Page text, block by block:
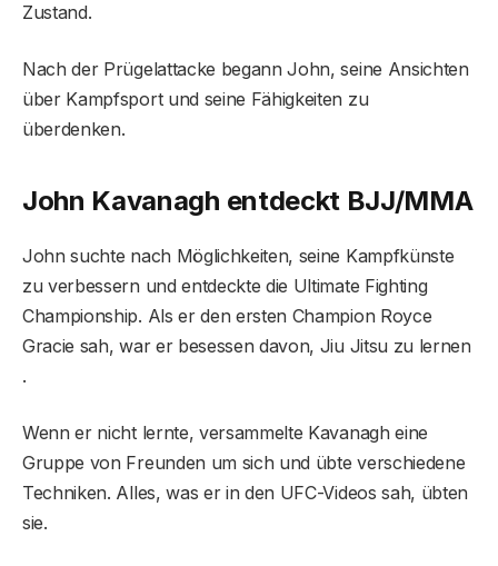
Zustand.
Nach der Prügelattacke begann John, seine Ansichten
über Kampfsport und seine Fähigkeiten zu
überdenken.
John Kavanagh entdeckt BJJ/MMA
John suchte nach Möglichkeiten, seine Kampfkünste
zu verbessern und entdeckte die Ultimate Fighting
Championship. Als er den ersten Champion Royce
Gracie sah, war er besessen davon, Jiu Jitsu zu lernen
.
Wenn er nicht lernte, versammelte Kavanagh eine
Gruppe von Freunden um sich und übte verschiedene
Techniken. Alles, was er in den UFC-Videos sah, übten
sie.